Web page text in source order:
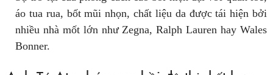
áo tua rua, bốt mũi nhọn, chất liệu da được tái hiện bởi
nhiều nhà mốt lớn như Zegna, Ralph Lauren hay Wales
Bonner.